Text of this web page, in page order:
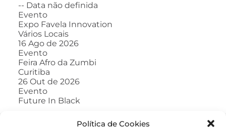
Política de Cookies
-- Data não definida
Evento
Expo Favela Innovation
Vários Locais
16 Ago de 2026
Evento
Feira Afro da Zumbi
Curitiba
26 Out de 2026
Evento
Future In Black